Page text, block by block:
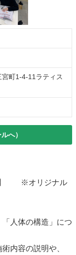
町1-4-11ラティス
へ）
✨】 ※オリジナル
人体の構造」につ
内容の説明や、